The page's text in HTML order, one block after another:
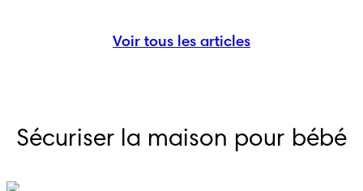
Voir tous les articles
Sécuriser la maison pour bébé